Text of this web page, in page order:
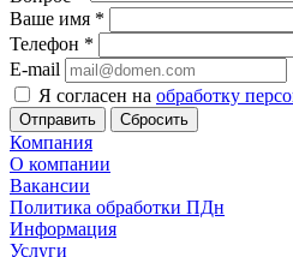
Ваше имя *
Телефон *
E-mail
Я согласен на обработку
Сбросить
Компания
О компании
Вакансии
Политика обработки ПДн
Информация
Услуги